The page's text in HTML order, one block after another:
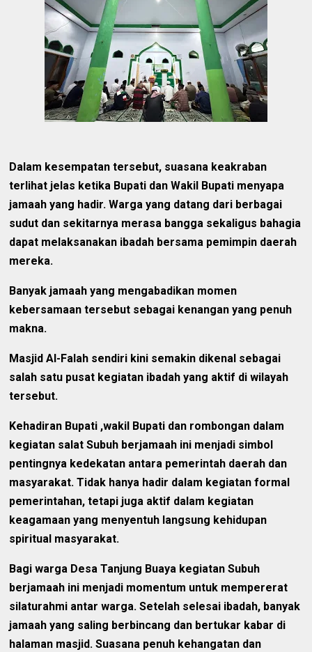
Dalam kesempatan tersebut, suasana keakraban
terlihat jelas ketika Bupati dan Wakil Bupati menyapa
jamaah yang hadir. Warga yang datang dari berbagai
sudut dan sekitarnya merasa bangga sekaligus bahagia
dapat melaksanakan ibadah bersama pemimpin daerah
mereka.
Banyak jamaah yang mengabadikan momen
kebersamaan tersebut sebagai kenangan yang penuh
makna.
Masjid Al-Falah sendiri kini semakin dikenal sebagai
salah satu pusat kegiatan ibadah yang aktif di wilayah
tersebut.
Kehadiran Bupati ,wakil Bupati dan rombongan dalam
kegiatan salat Subuh berjamaah ini menjadi simbol
pentingnya kedekatan antara pemerintah daerah dan
masyarakat. Tidak hanya hadir dalam kegiatan formal
pemerintahan, tetapi juga aktif dalam kegiatan
keagamaan yang menyentuh langsung kehidupan
spiritual masyarakat.
Bagi warga Desa Tanjung Buaya kegiatan Subuh
berjamaah ini menjadi momentum untuk mempererat
silaturahmi antar warga. Setelah selesai ibadah, banyak
jamaah yang saling berbincang dan bertukar kabar di
halaman masjid. Suasana penuh kehangatan dan